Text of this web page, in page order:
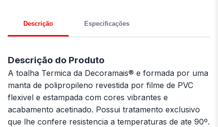
Descrição Especificações
Descrição do Produto
A toalha Termica da Decoramais® e formada por uma
manta de polipropileno revestida por filme de PVC
flexivel e estampada com cores vibrantes e
acabamento acetinado. Possui tratamento exclusivo
que lhe confere resistencia a temperaturas de ate 90º.